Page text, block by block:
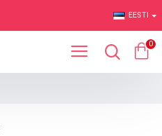
EESTI
0